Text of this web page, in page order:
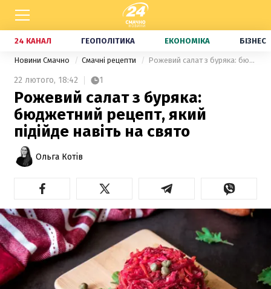
24 КАНАЛ ГЕОПОЛІТИКА ЕКОНОМІКА БІЗНЕС
Новини Смачно Смачні рецепти Рожевий салат з буряка: бюджетний рецепт, який підійде навіть на свято
22 лютого, 18:42 1
Рожевий салат з буряка:
бюджетний рецепт, який
підійде навіть на свято
Ольга Котів